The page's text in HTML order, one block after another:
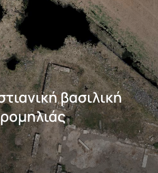
βασιλική